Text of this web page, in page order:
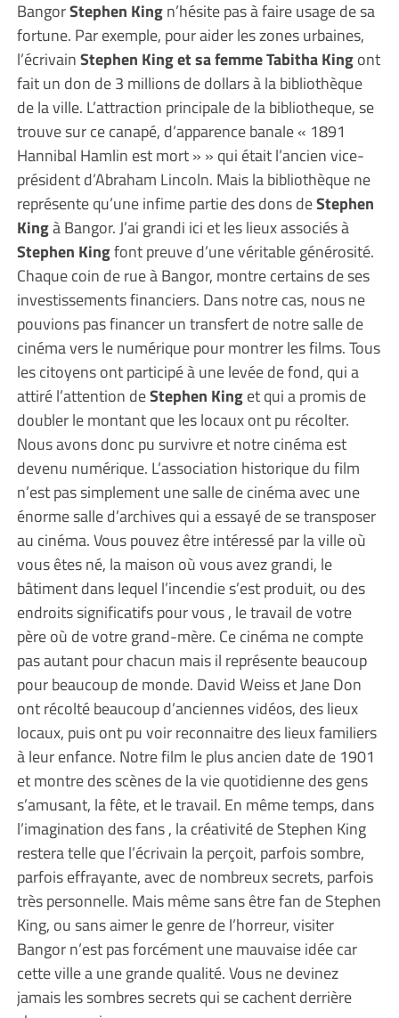
BangorStephen Kingn’hésite pas à faire usage de sa
fortune. Par exemple, pour aider les zones urbaines,
l’écrivainStephen King et sa femme Tabitha Kingont
fait un don de 3 millions de dollars à la bibliothèque
de la ville. L’attraction principale de la bibliotheque, se
trouve sur ce canapé, d’apparence banale « 1891
Hannibal Hamlin est mort » » qui était l’ancien vice-
président d’Abraham Lincoln. Mais la bibliothèque ne
représente qu’une infime partie des dons deStephen
Kingà Bangor. J’ai grandi ici et les lieux associés à
Stephen Kingfont preuve d’une véritable générosité.
Chaque coin de rue à Bangor, montre certains de ses
investissements financiers. Dans notre cas, nous ne
pouvions pas financer un transfert de notre salle de
cinéma vers le numérique pour montrer les films. Tous
les citoyens ont participé à une levée de fond, qui a
attiré l’attention deStephen Kinget qui a promis de
doubler le montant que les locaux ont pu récolter.
Nous avons donc pu survivre et notre cinéma est
devenu numérique. L’association historique du film
n’est pas simplement une salle de cinéma avec une
énorme salle d’archives qui a essayé de se transposer
au cinéma. Vous pouvez être intéressé par la ville où
vous êtes né, la maison où vous avez grandi, le
bâtiment dans lequel l’incendie s’est produit, ou des
endroits significatifs pour vous , le travail de votre
père où de votre grand-mère. Ce cinéma ne compte
pas autant pour chacun mais il représente beaucoup
pour beaucoup de monde. David Weiss et Jane Don
ont récolté beaucoup d’anciennes vidéos, des lieux
locaux, puis ont pu voir reconnaitre des lieux familiers
à leur enfance. Notre film le plus ancien date de 1901
et montre des scènes de la vie quotidienne des gens
s’amusant, la fête, et le travail. En même temps, dans
l’imagination des fans , la créativité de Stephen King
restera telle que l’écrivain la perçoit, parfois sombre,
parfois effrayante, avec de nombreux secrets, parfois
très personnelle. Mais même sans être fan de Stephen
King, ou sans aimer le genre de l’horreur, visiter
Bangor n’est pas forcément une mauvaise idée car
cette ville a une grande qualité. Vous ne devinez
jamais les sombres secrets qui se cachent derrière